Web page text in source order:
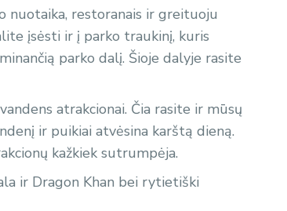
nuotaika, restoranais ir greituoju
įsėsti ir į parko traukinį, kuris
parko dalį. Šioje dalyje rasite
atrakcionai. Čia rasite ir mūsų
ir puikiai atvėsina karštą dieną.
kažkiek sutrumpėja.
ir Dragon Khan bei rytietiški